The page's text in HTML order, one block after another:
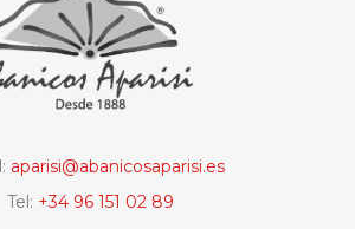
aparisi@abanicosaparisi.es
Tel: +34 96 151 02 89